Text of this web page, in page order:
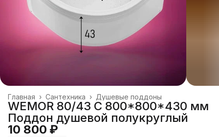
Душевые поддоны
Сантехника ›
Главная ›
WEMOR 80/43 C 800*800*430 мм
Поддон душевой полукруглый
10 800 ₽